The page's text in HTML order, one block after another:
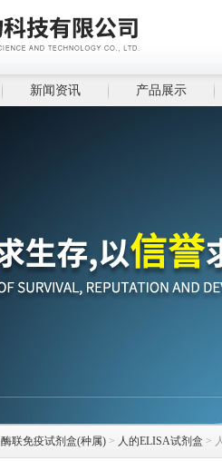
新闻资讯 产品展示
酶联免疫试剂盒(种属) > 人的ELISA试剂盒 >